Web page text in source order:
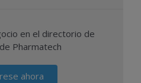
en el directorio de
Pharmatech
ahora